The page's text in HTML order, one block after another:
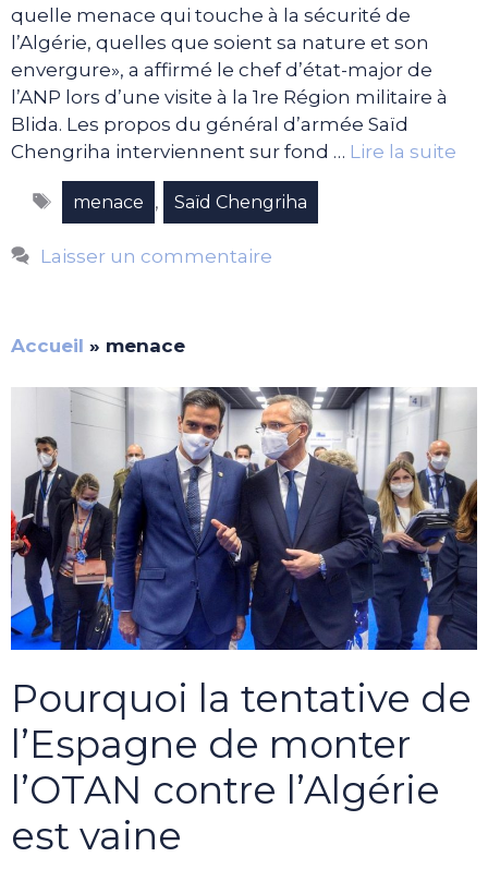
quelle menace qui touche à la sécurité de
l’Algérie, quelles que soient sa nature et son
envergure», a affirmé le chef d’état-major de
l’ANP lors d’une visite à la 1re Région militaire à
Blida. Les propos du général d’armée Saïd
Chengriha interviennent sur fond … Lire la suite
Étiquettes
menace , Saïd Chengriha
Laisser un commentaire
Accueil » menace
Pourquoi la tentative de
l’Espagne de monter
l’OTAN contre l’Algérie
est vaine